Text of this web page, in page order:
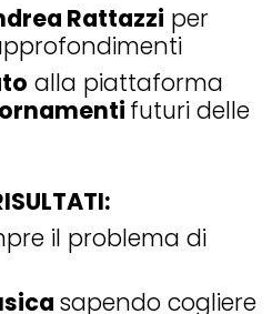
Rattazzi per
alla piattaforma
futuri delle
il problema di
sapendo cogliere